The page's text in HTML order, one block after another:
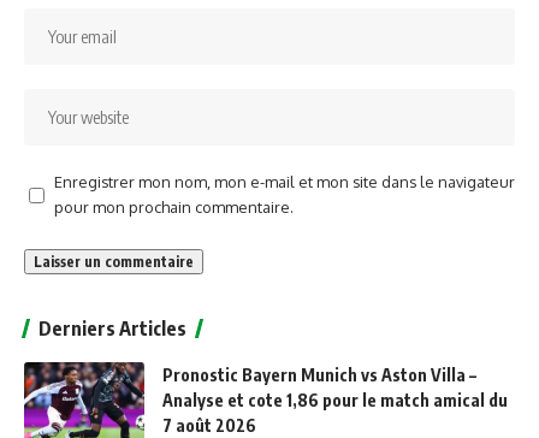
Enregistrer mon nom, mon e-mail et mon site dans le navigateur
pour mon prochain commentaire.
Derniers Articles
Pronostic Bayern Munich vs Aston Villa –
Analyse et cote 1,86 pour le match amical du
7 août 2026